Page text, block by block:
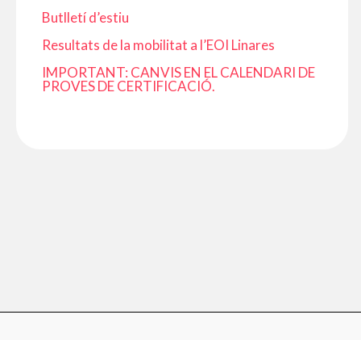
Butlletí d’estiu
Resultats de la mobilitat a l’EOI Linares
IMPORTANT: CANVIS EN EL CALENDARI DE
PROVES DE CERTIFICACIÓ.